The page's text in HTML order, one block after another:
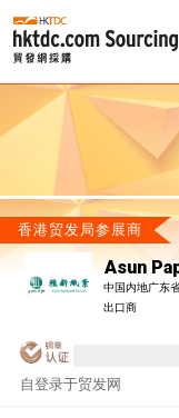
香港贸发局参展商
Asun
中国内地广东
出口商
自登录于贸发网